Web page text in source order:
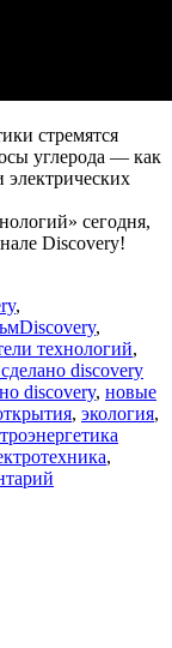
стремятся
углерода — как
электрических
сегодня,
Discovery!
,
Метки
Discovery,
технологий,
discovery
discovery, новые
, экология,
,